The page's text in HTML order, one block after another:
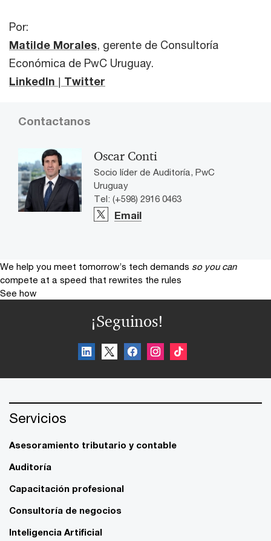
Por:
Matilde Morales, gerente de Consultoría
Económica de PwC Uruguay.
LinkedIn | Twitter
Contactanos
Oscar Conti
Socio líder de Auditoría, PwC
Uruguay
Tel: (+598) 2916 0463
Email
We help you meet tomorrow’s tech demands so you can
compete at a speed that rewrites the rules
See how
¡Seguinos!
Servicios
Asesoramiento tributario y contable
Auditoría
Capacitación profesional
Consultoría de negocios
Inteligencia Artificial